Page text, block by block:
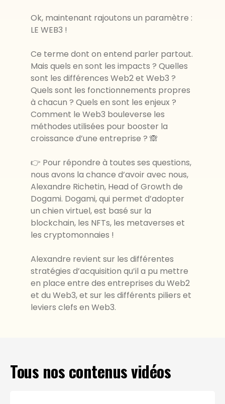
Ok, maintenant rajoutons un paramètre :
LE WEB3 !
Ce terme dont on entend parler partout.
Mais quels en sont les impacts ? Quelles
sont les différences Web2 et Web3 ?
Quels sont les fonctionnements propres
à chacun ? Quels en sont les enjeux ?
Comment le Web3 bouleverse les
méthodes utilisées pour booster la
croissance d’une entreprise ? 🙈
👉 Pour répondre à toutes ses questions,
nous avons la chance d’avoir avec nous,
Alexandre Richetin, Head of Growth de
Dogami. Dogami, qui permet d’adopter
un chien virtuel, est basé sur la
blockchain, les NFTs, les metaverses et
les cryptomonnaies !
Alexandre revient sur les différentes
stratégies d’acquisition qu’il a pu mettre
en place entre des entreprises du Web2
et du Web3, et sur les différents piliers et
leviers clefs en Web3.
Tous nos contenus vidéos